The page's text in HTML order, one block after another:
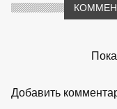
Добавить